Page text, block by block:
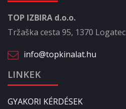
TOP IZBIRA d.o.o.
Tržaška cesta 95, 1370 Logatec
info@topkinalat.hu
LINKEK
GYAKORI KÉRDÉSEK